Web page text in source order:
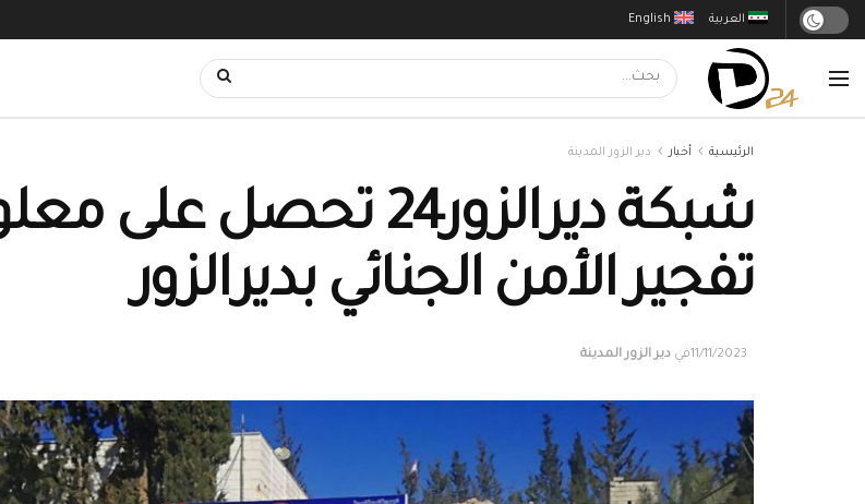
English العربية
الرئيسية أخبار دير الزور المدينة
شبكة ديرالزور24
تفجير الأمن الجنائي بديرالزور
11/11/2023 في دير الزور المدينة